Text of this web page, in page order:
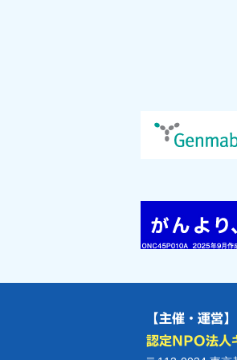
【主催・運営】
認定NPO法人